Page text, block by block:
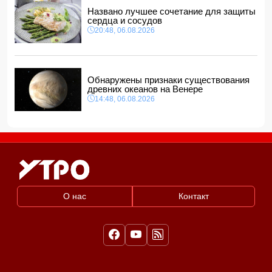
Названо лучшее сочетание для защиты
сердца и сосудов
20:48, 06.08.2026
Обнаружены признаки существования
древних океанов на Венере
14:48, 06.08.2026
О нас Контакт